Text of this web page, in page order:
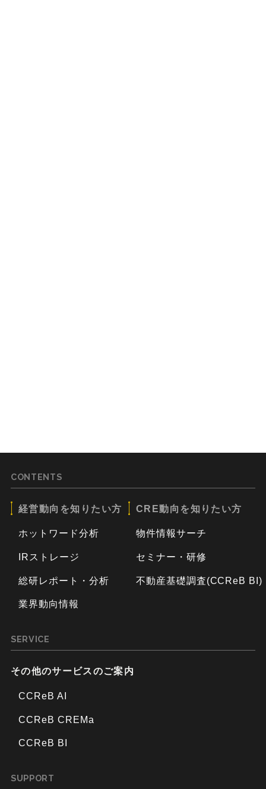
CONTENTS
経営動向を知りたい方
ホットワード分析
IRストレージ
総研レポート・分析
業界動向情報
CRE動向を知りたい方
物件情報サーチ
セミナー・研修
不動産基礎調査(CCReB BI)
SERVICE
その他のサービスのご案内
CCReB AI
CCReB CREMa
CCReB BI
SUPPORT